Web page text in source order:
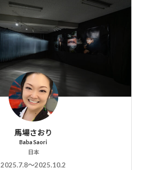
馬場さおり
Baba Saori
日本
2025.7.8〜2025.10.2